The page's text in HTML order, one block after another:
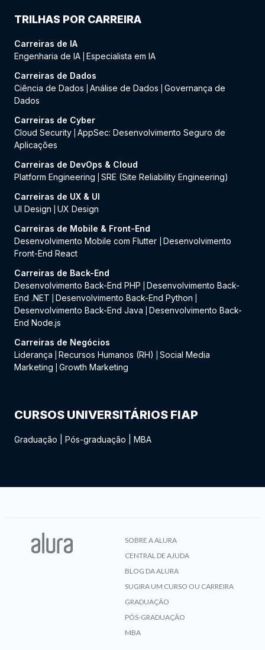
TRILHAS POR CARREIRA
Carreiras de IA
Engenharia de IA Especialista em IA
Carreiras de Dados
Ciência de Dados
Análise de Dados
Governança de
Dados
Carreiras de Cyber
Cloud Security AppSec: Desenvolvimento Seguro de
Aplicações
Carreiras de DevOps & Cloud
Platform Engineering
SRE (Site Reliability Engineering)
Carreiras de UX & UI
UI Design
UX Design
Carreiras de Mobile & Front-End
Desenvolvimento Mobile com Flutter
Desenvolvimento
Front-End React
Carreiras de Back-End
Desenvolvimento Back-End PHP
Desenvolvimento Back-
End .NET
Desenvolvimento Back-End Python
Desenvolvimento Back-End Java
Desenvolvimento Back-
End Node.js
Carreiras de Negócios
Liderança
Recursos Humanos (RH)
Social Media
Marketing
Growth Marketing
CURSOS UNIVERSITÁRIOS FIAP
Graduação Pós-graduação MBA
SOBRE A ALURA
CENTRAL DE AJUDA
BLOG DA ALURA
SUGIRA UM CURSO OU CARREIRA
GRADUAÇÃO
PÓS-GRADUAÇÃO
MBA